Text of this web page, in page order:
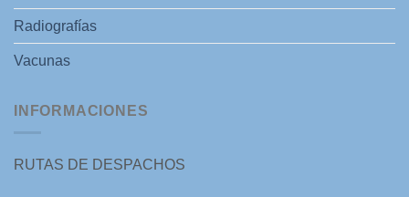
Radiografías
Vacunas
INFORMACIONES
RUTAS DE DESPACHOS